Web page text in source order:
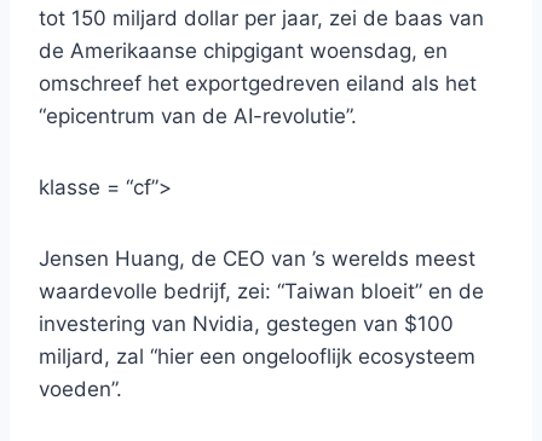
tot 150 miljard dollar per jaar, zei de baas van
de Amerikaanse chipgigant woensdag, en
omschreef het exportgedreven eiland als het
“epicentrum van de AI-revolutie”.
klasse = “cf”>
Jensen Huang, de CEO van ’s werelds meest
waardevolle bedrijf, zei: “Taiwan bloeit” en de
investering van Nvidia, gestegen van $100
miljard, zal “hier een ongelooflijk ecosysteem
voeden”.